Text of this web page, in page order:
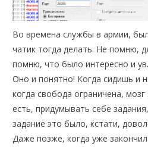
Во времена службы в армии,
чатик тогда делать. Не помню,
помню, что было интересно и
Оно и понятно! Когда сидишь и
когда свобода ограничена,
есть, придумывать себе
задание это было, кстати,
Даже позже, когда уже